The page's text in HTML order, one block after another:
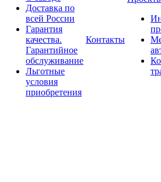
Доставка по
всей России
Гарантия
качества.
Гарантийное
обслуживание
Льготные
условия
приобретения
Контакты